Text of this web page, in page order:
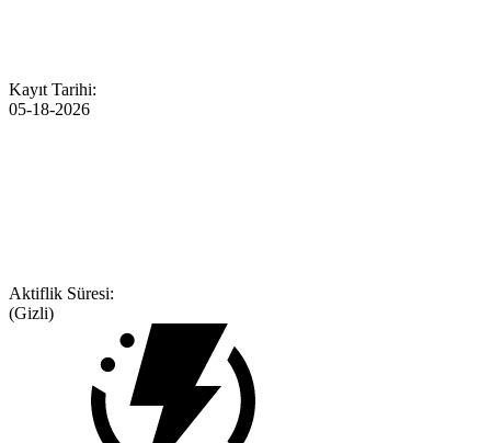
Kayıt Tarihi:
05-18-2026
Aktiflik Süresi:
(Gizli)